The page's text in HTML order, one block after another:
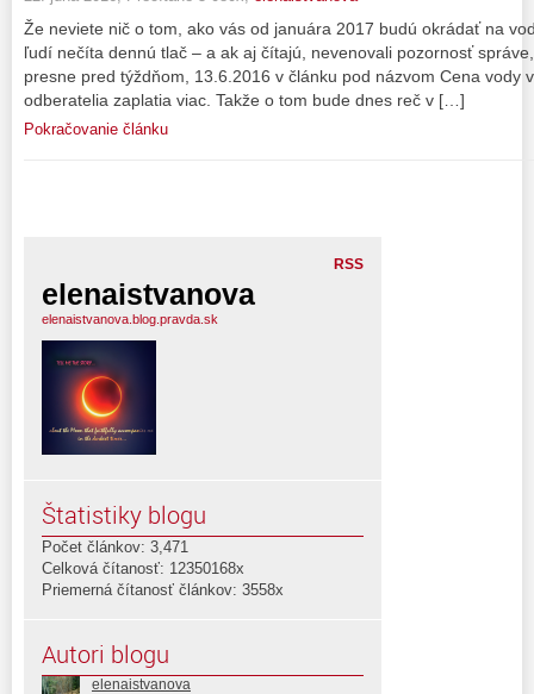
Že neviete nič o tom, ako vás od januára 2017 budú okrádať na
ľudí nečíta dennú tlač – a ak aj čítajú, nevenovali pozornosť
presne pred týždňom, 13.6.2016 v článku pod názvom Cena vody
odberatelia zaplatia viac. Takže o tom bude dnes reč v […]
Pokračovanie článku
RSS
elenaistvanova
elenaistvanova.blog.pravda.sk
Štatistiky blogu
Počet článkov: 3,471
Celková čítanosť: 12350168x
Priemerná čítanosť článkov: 3558x
Autori blogu
elenaistvanova